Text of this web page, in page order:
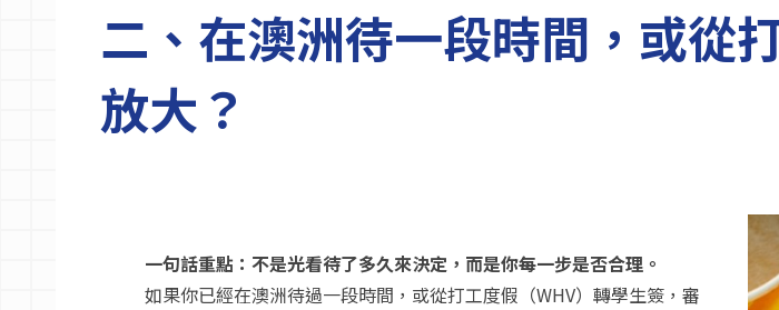
二、在澳洲待一段時間，或從
放大？
一句話重點：不是光看待了多久來決定，而是你每一步是否合理。
如果你已經在澳洲待過一段時間，或從打工度假（WHV）轉學生簽，審